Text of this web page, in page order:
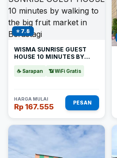
⭐ 7.8
WISMA SUNRISE GUEST
HOUSE 10 MINUTES BY
MARKET IN BERASTAGI
☕ Sarapan 📶 WiFi Gratis
HARGA MULAI
Rp 167.555 PESAN